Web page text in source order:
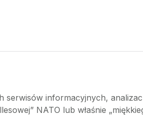
serwisów informacyjnych,
NATO lub właśnie